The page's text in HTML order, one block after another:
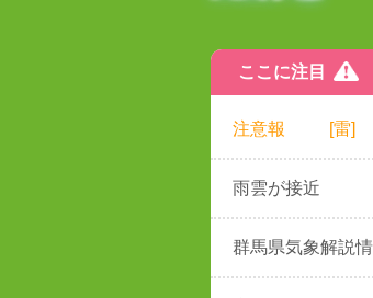
ここに注目
注意報 [雷]
雨雲が接近
群馬県気象解説